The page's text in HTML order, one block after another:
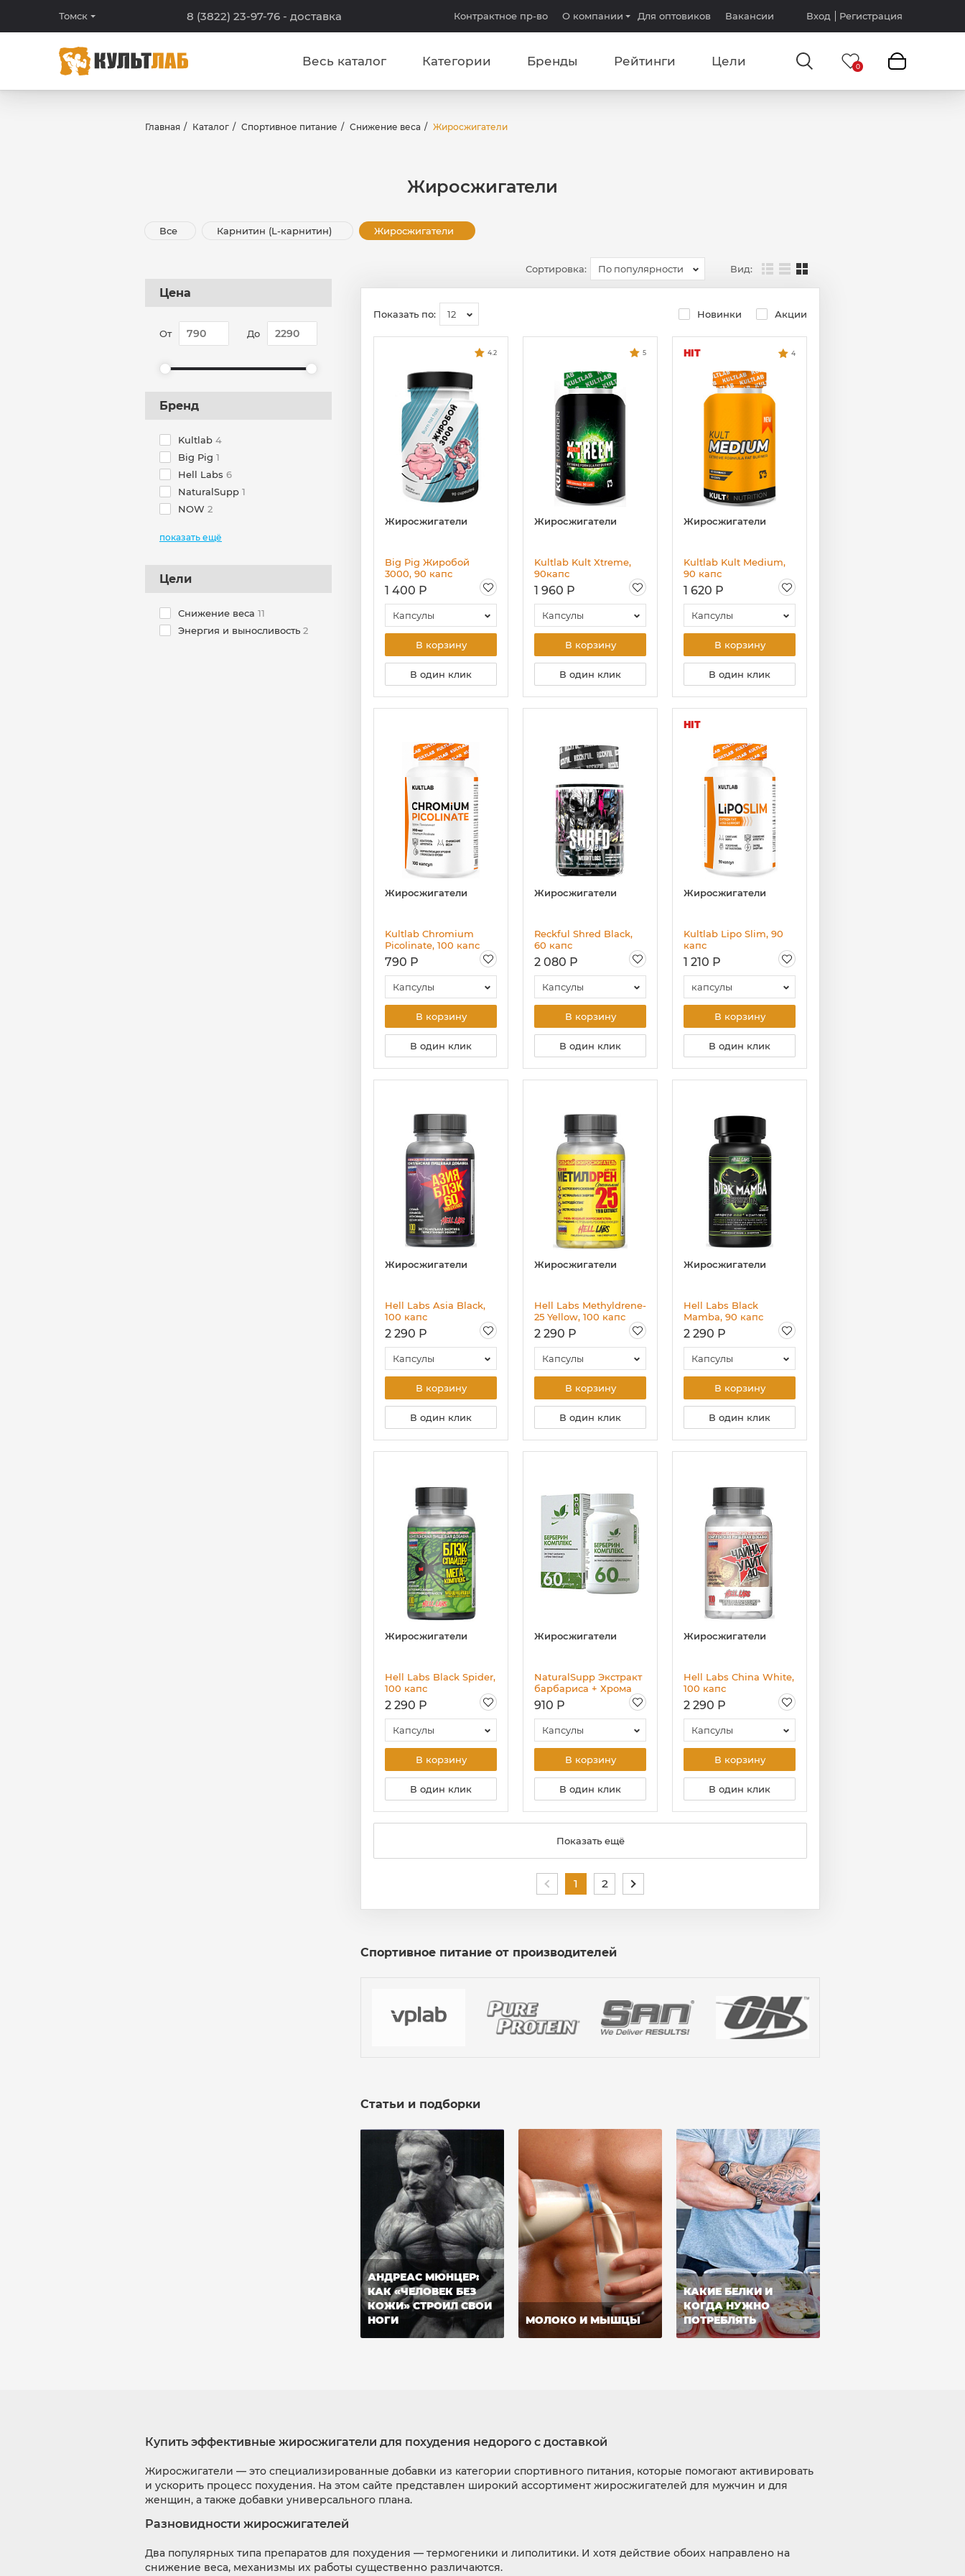
Томск 8 (3822) 23-97-76 - доставка Контрактное пр-во О компании Для оптовиков Вакансии Вход Регистрация
Весь каталог Категории Бренды Рейтинги Цели
Главная Каталог Спортивное питание Снижение веса Жиросжигатели
Жиросжигатели
Все Карнитин (L-карнитин) Жиросжигатели
Цена
От До
Бренд
Kultlab 4
Big Pig 1
Hell Labs 6
NaturalSupp 1
NOW 2
Цели
Снижение веса 11
Энергия и выносливость 2
Сортировка: По популярности Вид:
Показать по: 12 Новинки Акции
Жиросжигатели
Big Pig Жиробой
3000, 90 капс
4.2
1 400 Р
Капсулы
В корзину
В один клик
Жиросжигатели
Kultlab Kult Xtreme,
90капс
5
1 960 Р
Капсулы
В корзину
В один клик
Жиросжигатели
Kultlab Kult Medium,
90 капс
HIT 4
1 620 Р
Капсулы
В корзину
В один клик
Жиросжигатели
Kultlab Chromium
Picolinate, 100 капс
790 Р
Капсулы
В корзину
В один клик
Жиросжигатели
Reckful Shred Black,
60 капс
2 080 Р
Капсулы
В корзину
В один клик
Жиросжигатели
Kultlab Lipo Slim, 90
капс
HIT
1 210 Р
капсулы
В корзину
В один клик
Жиросжигатели
Hell Labs Asia Black,
100 капс
2 290 Р
Капсулы
В корзину
В один клик
Жиросжигатели
Hell Labs Methyldrene-
25 Yellow, 100 капс
2 290 Р
Капсулы
В корзину
В один клик
Жиросжигатели
Hell Labs Black
Mamba, 90 капс
2 290 Р
Капсулы
В корзину
В один клик
Жиросжигатели
Hell Labs Black Spider,
100 капс
2 290 Р
Капсулы
В корзину
В один клик
Жиросжигатели
NaturalSupp Экстракт
барбариса + Хрома
пиколинат NS» 60
капс.
910 Р
Капсулы
В корзину
В один клик
Жиросжигатели
Hell Labs China White,
100 капс
2 290 Р
Капсулы
В корзину
В один клик
Показать ещё
1 2
Спортивное питание от производителей
Статьи и подборки
АНДРЕАС МЮНЦЕР:
КАК «ЧЕЛОВЕК БЕЗ
КОЖИ» СТРОИЛ СВОИ
НОГИ
МОЛОКО И МЫШЦЫ
КАКИЕ БЕЛКИ И
КОГДА НУЖНО
ПОТРЕБЛЯТЬ
Купить эффективные жиросжигатели для похудения недорого с доставкой
Жиросжигатели — это специализированные добавки из категории спортивного питания, которые помогают активировать
и ускорить процесс похудения. На этом сайте представлен широкий ассортимент жиросжигателей для мужчин и для
женщин, а также добавки универсального плана.
Разновидности жиросжигателей
Два популярных типа препаратов для похудения — термогеники и липолитики. И хотя действие обоих направлено на
снижение веса, механизмы их работы существенно различаются.